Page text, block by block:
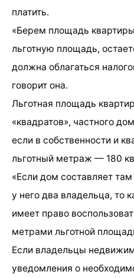
платить.
«Берем площадь
льготную площадь,
должна облагаться
говорит она.
Льготная площадь
«квадратов», частного
если в собственности и
льготный метраж — 180
«Если дом составляет
у него два владельца, то
имеет право
метрами льготной
Если владельцы
уведомления о